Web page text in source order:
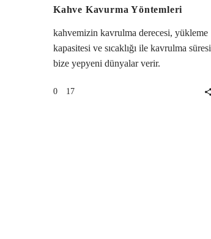
Kahve Kavurma Yöntemleri
kahvemizin kavrulma derecesi, yükleme
kapasitesi ve sıcaklığı ile kavrulma süresi
bize yepyeni dünyalar verir.
0 17